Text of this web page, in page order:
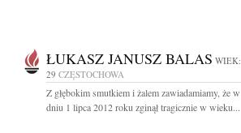
ŁUKASZ JANUSZ BALAS WIEK:
29 CZĘSTOCHOWA
Z głębokim smutkiem i żalem zawiadamiamy, że w
dniu 1 lipca 2012 roku zginął tragicznie w wieku...